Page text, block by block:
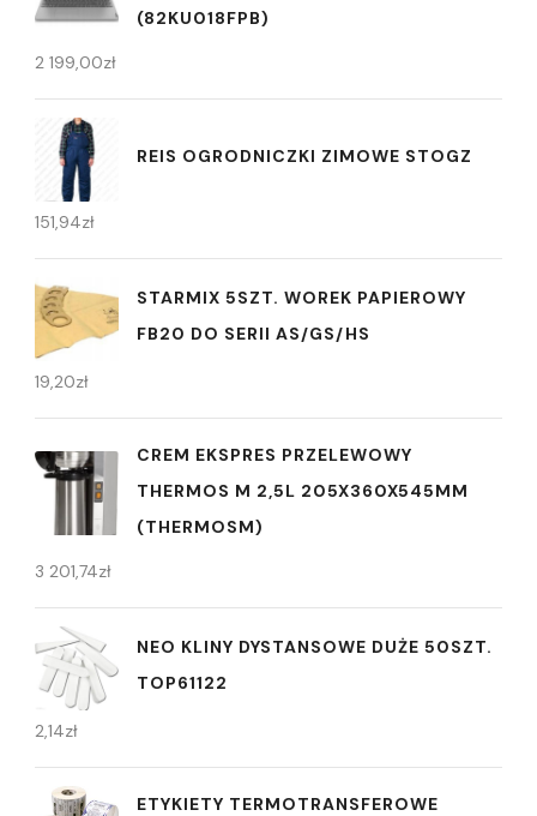
(82KU018FPB)
2 199,00zł
REIS OGRODNICZKI ZIMOWE STOGZ
151,94zł
STARMIX 5SZT. WOREK PAPIEROWY
FB20 DO SERII AS/GS/HS
19,20zł
CREM EKSPRES PRZELEWOWY
THERMOS M 2,5L 205X360X545MM
(THERMOSM)
3 201,74zł
NEO KLINY DYSTANSOWE DUŻE 50SZT.
TOP61122
2,14zł
ETYKIETY TERMOTRANSFEROWE